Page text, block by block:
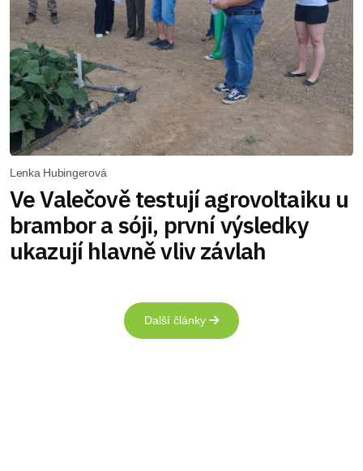
Lenka Hubingerová
Ve Valečově testují agrovoltaiku u
brambor a sóji, první výsledky
ukazují hlavně vliv závlah
Další články